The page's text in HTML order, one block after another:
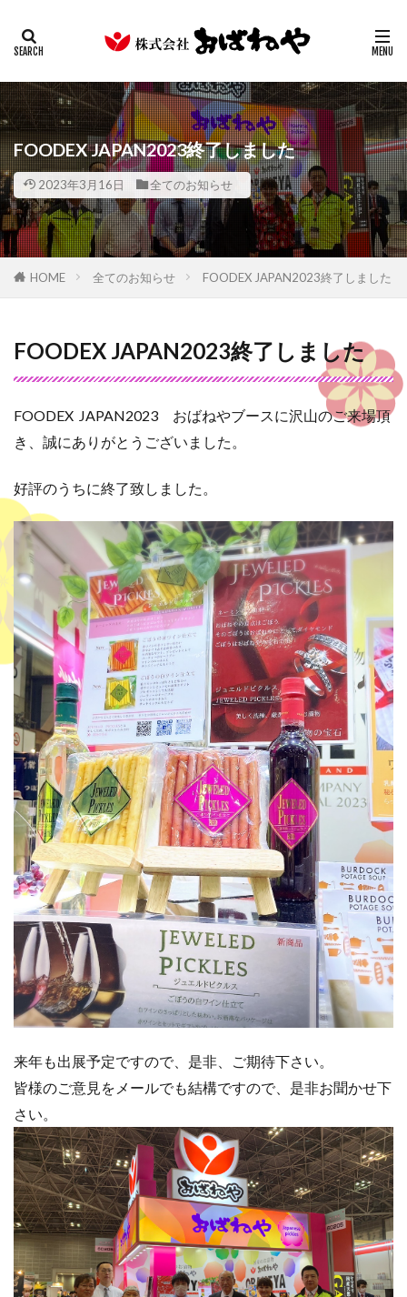
FOODEX JAPAN2023終了しました
2023年3月16日 全てのお知らせ
HOME 全てのお知らせ FOODEX JAPAN2023終了しました
FOODEX JAPAN2023終了しました
FOODEX JAPAN2023 おばねやブースに沢山のご来場頂
き、誠にありがとうございました。
好評のうちに終了致しました。
来年も出展予定ですので、是非、ご期待下さい。
皆様のご意見をメールでも結構ですので、是非お聞かせ下
さい。
カテゴリー
検索